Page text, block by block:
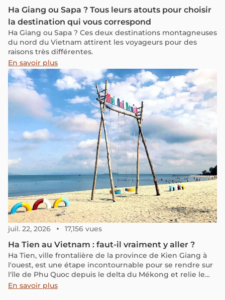
Ha Giang ou Sapa ? Tous leurs atouts pour choisir
la destination qui vous correspond
Ha Giang ou Sapa ? Ces deux destinations montagneuses
du nord du Vietnam attirent les voyageurs pour des
raisons très différentes.
En savoir plus
juil. 22, 2026 17,156 vues
Ha Tien au Vietnam : faut-il vraiment y aller ?
Ha Tien, ville frontalière de la province de Kien Giang à
l'ouest, est une étape incontournable pour se rendre sur
l'île de Phu Quoc depuis le delta du Mékong et relie le
Vietnam au Cambodge. Cette ville riche en histoire, en
En savoir plus